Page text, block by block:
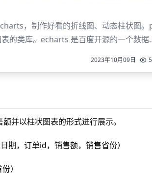
，制作好看的折线图、动态柱状图。
的类库。echarts 是百度开源的一个数据
2023年10月09日
并以柱状图表的形式进行展示。
期，订单id，销售额，销售省份）
）